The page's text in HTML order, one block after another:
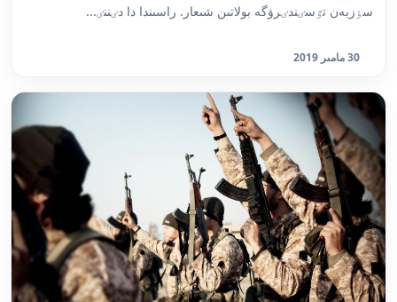
سٶزبەن تٷسٸندٸرۋگە بولاتىن شىعار. راسىندا دا دٸننٸ...
30 مامىر 2019